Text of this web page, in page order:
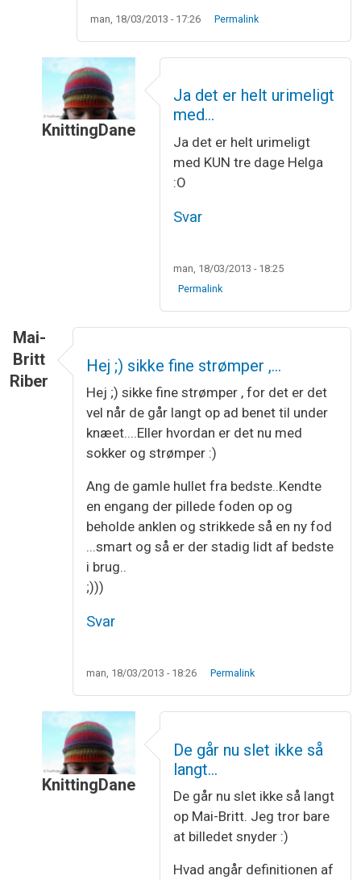
man, 18/03/2013 - 17:26 Permalink
KnittingDane
De er veldig fine! Jeg…afHelga
Ja det er helt urimeligt
med…
Ja det er helt urimeligt
med KUN tre dage Helga
:O
Svar
man, 18/03/2013 - 18:25
Permalink
Mai-
Britt
Riber
Hej ;) sikke fine strømper ,…
Hej ;) sikke fine strømper , for det er det
vel når de går langt op ad benet til under
knæet....Eller hvordan er det nu med
sokker og strømper :)
Ang de gamle hullet fra bedste..Kendte
en engang der pillede foden op og
beholde anklen og strikkede så en ny fod
...smart og så er der stadig lidt af bedste
i brug..
;)))
Svar
man, 18/03/2013 - 18:26 Permalink
KnittingDane
Hej ;) sikke fine strømper ,… afMai-
De går nu slet ikke så
langt…
De går nu slet ikke så langt
op Mai-Britt. Jeg tror bare
at billedet snyder :)
Hvad angår definitionen af